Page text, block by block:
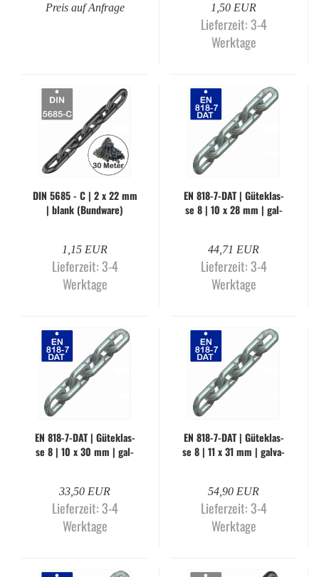
Preis auf Anfrage 1,50 EUR
Lieferzeit:3-4
Werktage
DIN 5685 - C | 2 x 22 mm
| blank (Bund­wa­re)
1,15 EUR
Lieferzeit:3-4
Werktage
EN 818-​7-DAT | Gü­te­klas­
se 8 | 10 x 28 mm | gal­
44,71 EUR
Lieferzeit:3-4
Werktage
EN 818-​7-DAT | Gü­te­klas­
se 8 | 10 x 30 mm | gal­
33,50 EUR
Lieferzeit:3-4
Werktage
EN 818-​7-DAT | Gü­te­klas­
se 8 | 11 x 31 mm | gal­va­
54,90 EUR
Lieferzeit:3-4
Werktage